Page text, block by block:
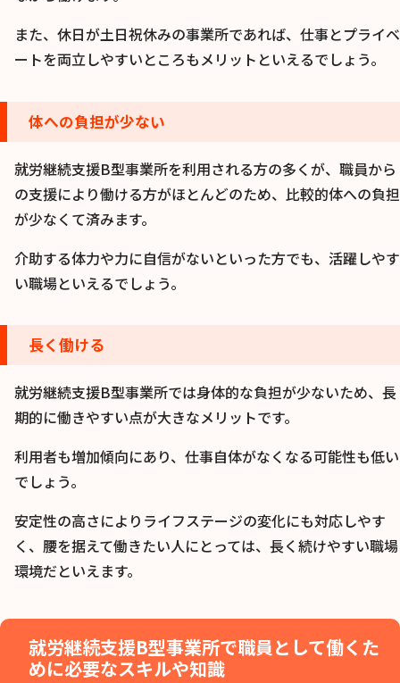
また、休日が土日祝休みの事業所であれば、仕事とプライベ
ートを両立しやすいところもメリットといえるでしょう。
体への負担が少ない
就労継続支援B型事業所を利用される方の多くが、職員から
の支援により働ける方がほとんどのため、比較的体への負担
が少なくて済みます。
介助する体力や力に自信がないといった方でも、活躍しやす
い職場といえるでしょう。
長く働ける
就労継続支援B型事業所では身体的な負担が少ないため、長
期的に働きやすい点が大きなメリットです。
利用者も増加傾向にあり、仕事自体がなくなる可能性も低い
でしょう。
安定性の高さによりライフステージの変化にも対応しやす
く、腰を据えて働きたい人にとっては、長く続けやすい職場
環境だといえます。
就労継続支援B型事業所で職員として働くた
めに必要なスキルや知識